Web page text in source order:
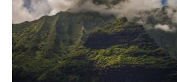
טופס בקשה
קרוטאית)
צ'כית